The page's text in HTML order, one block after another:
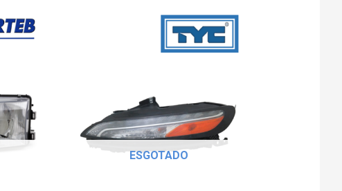
ESGOTADO